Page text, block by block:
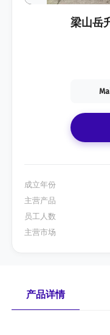
梁山岳
成立年份
主营产品
员工人数
主营市场
产品详情